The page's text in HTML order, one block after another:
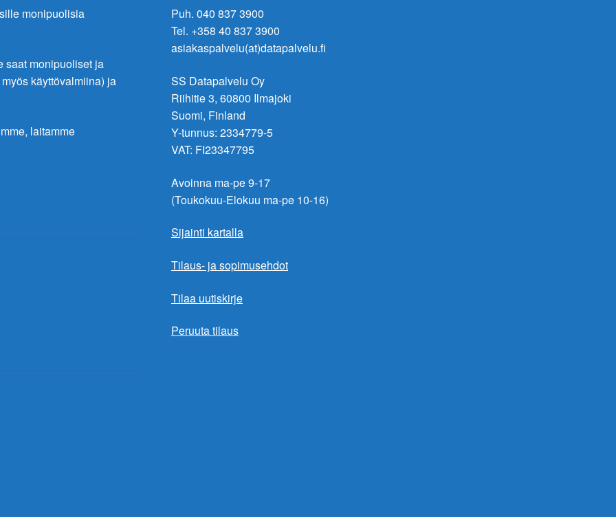
monipuolisia
saat monipuoliset ja
käyttövalmiina) ja
laitamme
Puh. 040 837 3900
Tel. +358 40 837 3900
asiakaspalvelu(at)datapalvelu.fi
SS Datapalvelu Oy
Riihitie 3, 60800 Ilmajoki
Suomi, Finland
Y-tunnus: 2334779-5
VAT: FI23347795
Avoinna ma-pe 9-17
(Toukokuu-Elokuu ma-pe 10-16)
Sijainti kartalla
Tilaus- ja sopimusehdot
Tilaa uutiskirje
Peruuta tilaus